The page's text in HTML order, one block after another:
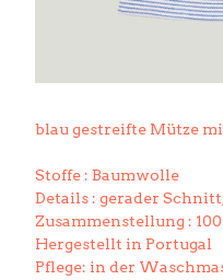
blau gestreifte Mütze
Stoffe : Baumwolle
Details : gerader
Zusammenstellung :
Hergestellt in Portugal
Pflege: in der